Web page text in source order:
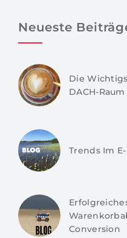
Neueste
Die
DACH-
Trends Im
Conversion